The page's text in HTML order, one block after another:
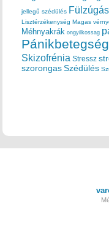
jellegű szédülés Fülzúgás
Lisztérzékenység Magas
Méhnyakrák ongyilkossag
Pánikbetegség
Skizofrénia Stressz
szorongas Szédülés